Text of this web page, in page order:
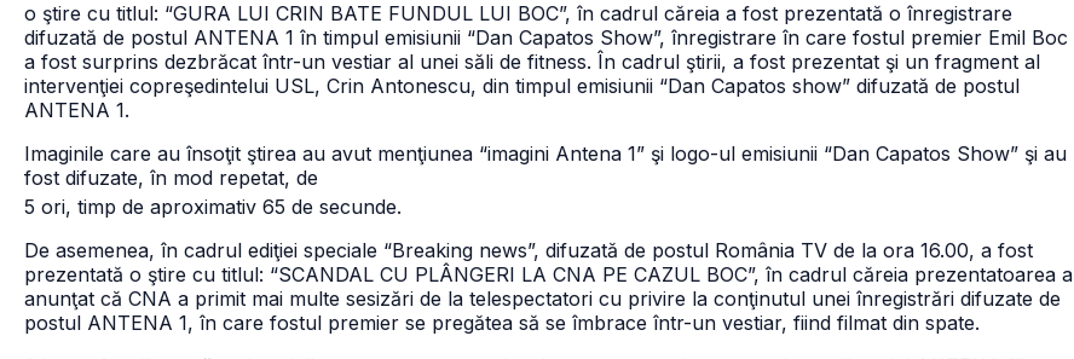
o ştire cu titlul: “GURA LUI CRIN BATE FUNDUL LUI BOC”, în cadrul căreia a fost prezentată o înregistrare
difuzată de postul ANTENA 1 în timpul emisiunii “Dan Capatos Show”, înregistrare în care fostul premier Emil Boc
a fost surprins dezbrăcat într-un vestiar al unei săli de fitness. În cadrul ştirii, a fost prezentat şi un fragment al
intervenţiei copreşedintelui USL, Crin Antonescu, din timpul emisiunii “Dan Capatos show” difuzată de postul
ANTENA 1.
Imaginile care au însoţit ştirea au avut menţiunea “imagini Antena 1” şi logo-ul emisiunii “Dan Capatos Show” şi au
fost difuzate, în mod repetat, de
5 ori, timp de aproximativ 65 de secunde.
De asemenea, în cadrul ediţiei speciale “Breaking news”, difuzată de postul România TV de la ora 16.00, a fost
prezentată o ştire cu titlul: “SCANDAL CU PLÂNGERI LA CNA PE CAZUL BOC”, în cadrul căreia prezentatoarea a
anunţat că CNA a primit mai multe sesizări de la telespectatori cu privire la conţinutul unei înregistrări difuzate de
postul ANTENA 1, în care fostul premier se pregătea să se îmbrace într-un vestiar, fiind filmat din spate.